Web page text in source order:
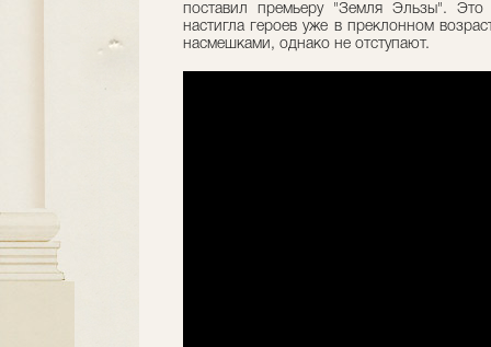
поставил премьеру "Земля Эльзы". Это
настигла героев уже в преклонном
насмешками, однако не отступают.